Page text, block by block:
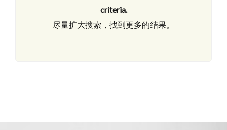
criteria.
尽量扩大搜索，找到更多的结果。